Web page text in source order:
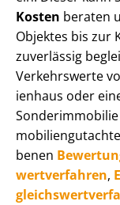
Kosten beraten
Objektes bis zur
zuverlässig
Verkehrswerte
i­en­haus oder
be­nen
wert­ver­fah­ren,